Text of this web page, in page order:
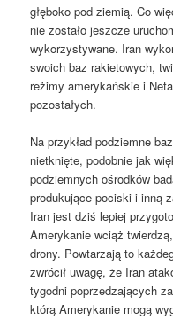
głęboko pod ziemią. Co
nie zostało jeszcze
wykorzystywane. Iran
swoich baz rakietowych,
reżimy amerykańskie i
pozostałych.
Na przykład podziemne
nietknięte, podobnie jak
podziemnych ośrodków
produkujące pociski i inną
Iran jest dziś lepiej
Amerykanie wciąż
drony. Powtarzają to
zwrócił uwagę, że Iran
tygodni poprzedzających
którą Amerykanie mogą